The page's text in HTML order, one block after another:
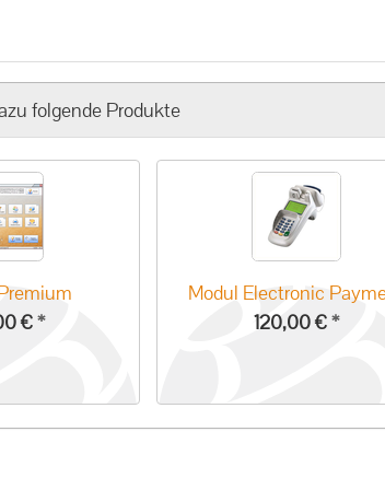
folgende Produkte
€*
Modul Electronic
120,00 €*